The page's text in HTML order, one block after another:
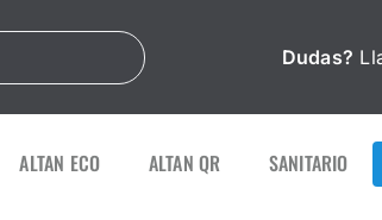
Dudas?
ALTAN ECO ALTAN QR SANITARIO